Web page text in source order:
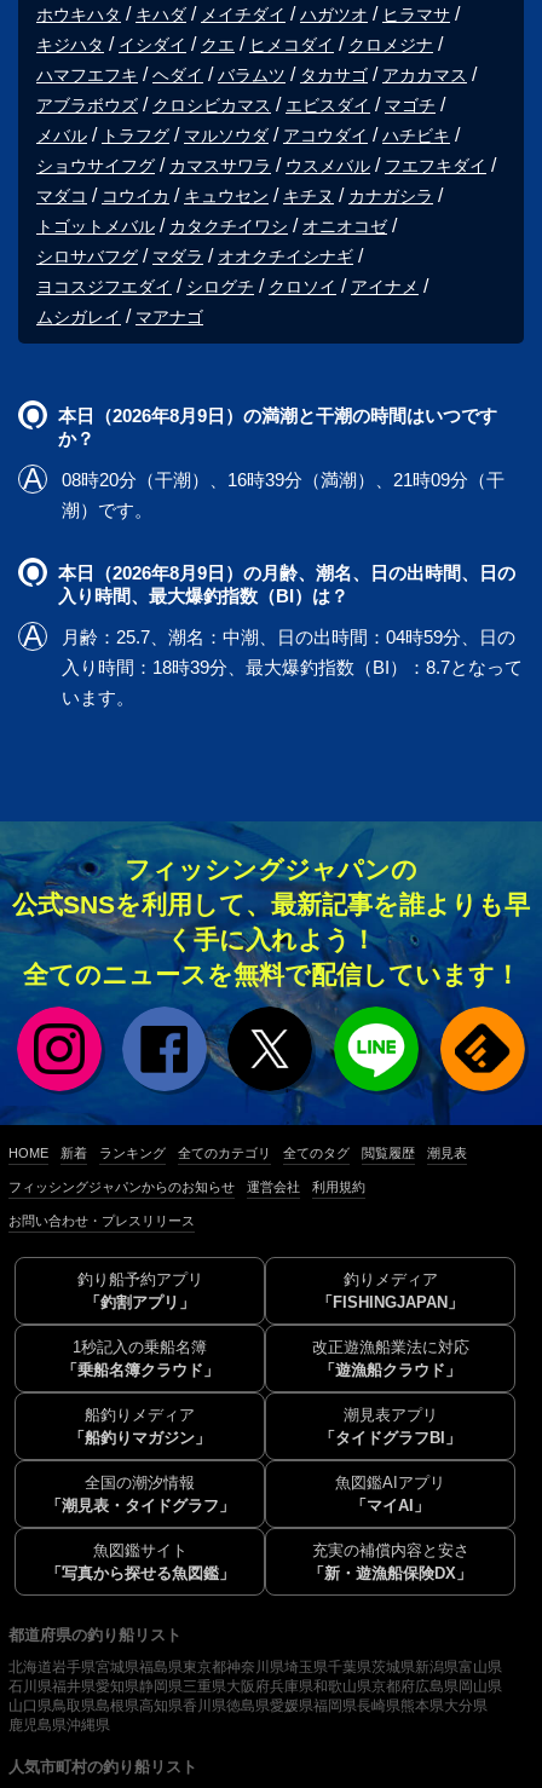
ホウキハタ キハダ メイチダイ ハガツオ
ヒラマサ
キジハタ
イシダイ クエ ヒメコダイ
クロメジナ
ハマフエフキ
ヘダイ バラムツ タカサゴ
アカカマス
アブラボウズ
クロシビカマス エビスダイ
マゴチ
メバル
トラフグ マルソウダ アコウダイ
ハチビキ
ショウサイフグ
カマスサワラ ウスメバル
フエフキダイ
マダコ
コウイカ キュウセン キチヌ
カナガシラ
トゴットメバル
カタクチイワシ
オニオコゼ
シロサバフグ
マダラ
オオクチイシナギ
ヨコスジフエダイ
シログチ クロソイ
アイナメ
ムシガレイ
マアナゴ
本日（2026年8月9日）の満潮と干潮の時間はいつです
か？
08時20分（干潮）、16時39分（満潮）、21時09分（干
潮）です。
本日（2026年8月9日）の月齢、潮名、日の出時間、日の
入り時間、最大爆釣指数（BI）は？
月齢：25.7、潮名：中潮、日の出時間：04時59分、日の
入り時間：18時39分、最大爆釣指数（BI）：8.7となって
います。
フィッシングジャパンの
公式SNSを利用して、最新記事を誰よりも早
く手に入れよう！
全てのニュースを無料で配信しています！
HOME 新着 ランキング 全てのカテゴリ 全てのタグ 閲覧履歴 潮見表
フィッシングジャパンからのお知らせ 運営会社 利用規約
お問い合わせ・プレスリリース
釣り船予約アプリ
「釣割アプリ」
釣りメディア
「FISHINGJAPAN」
1秒記入の乗船名簿
「乗船名簿クラウド」
改正遊漁船業法に対応
「遊漁船クラウド」
船釣りメディア
「船釣りマガジン」
潮見表アプリ
「タイドグラフBI」
全国の潮汐情報
「潮見表・タイドグラフ」
魚図鑑AIアプリ
「マイAI」
魚図鑑サイト
「写真から探せる魚図鑑」
充実の補償内容と安さ
「新・遊漁船保険DX」
都道府県の釣り船リスト
北海道岩手県宮城県福島県東京都神奈川県埼玉県千葉県茨城県新潟県富山県
石川県福井県愛知県静岡県三重県大阪府兵庫県和歌山県京都府広島県岡山県
山口県鳥取県島根県高知県香川県徳島県愛媛県福岡県長崎県熊本県大分県
鹿児島県沖縄県
人気市町村の釣り船リスト